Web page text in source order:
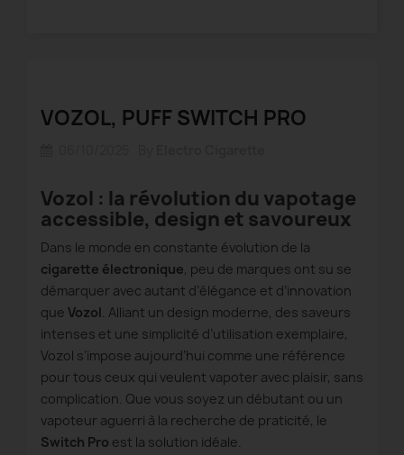
VOZOL, PUFF SWITCH PRO
Vozol : la révolution du vapotage
accessible, design et savoureux
Dans le monde en constante évolution de la
cigarette électronique, peu de marques ont su se
démarquer avec autant d’élégance et d’innovation
que Vozol. Alliant un design moderne, des saveurs
intenses et une simplicité d’utilisation exemplaire,
Vozol s’impose aujourd’hui comme une référence
pour tous ceux qui veulent vapoter avec plaisir, sans
complication. Que vous soyez un débutant ou un
vapoteur aguerri à la recherche de praticité, le
Switch Pro est la solution idéale.